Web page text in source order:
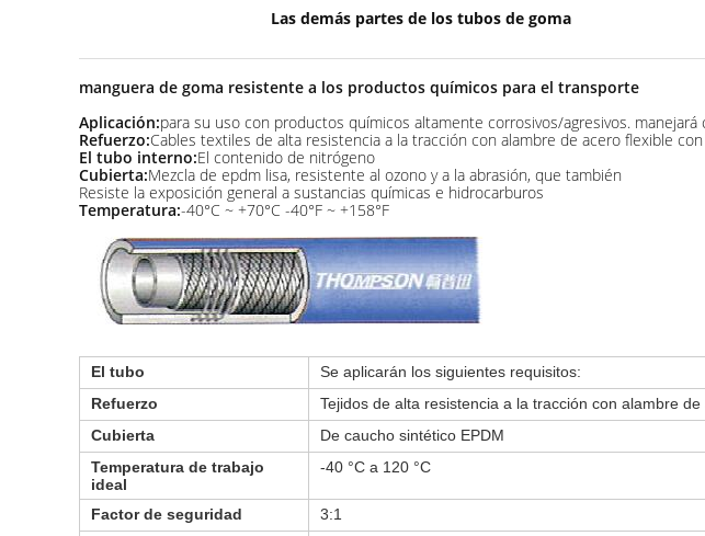
Las demás partes de los tubos de goma
manguera de goma resistente a los productos químicos para el transporte
Aplicación:para su uso con productos químicos altamente corrosivos/agresivos.
Refuerzo:Cables textiles de alta resistencia a la tracción con alambre de acero flexible
El tubo interno:El contenido de nitrógeno
Cubierta:Mezcla de epdm lisa, resistente al ozono y a la abrasión, que también
Resiste la exposición general a sustancias químicas e hidrocarburos
Temperatura:-40°C ~ +70°C -40°F ~ +158°F
El tubo
Se aplicarán los siguientes requisitos:
Refuerzo
Tejidos de alta resistencia a la tracción con alambre
Cubierta
De caucho sintético EPDM
Temperatura de trabajo
ideal
-40 °C a 120 °C
Factor de seguridad
3:1